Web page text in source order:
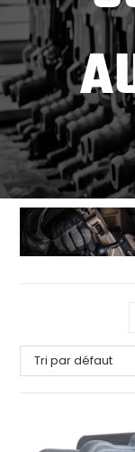
Tri par défaut